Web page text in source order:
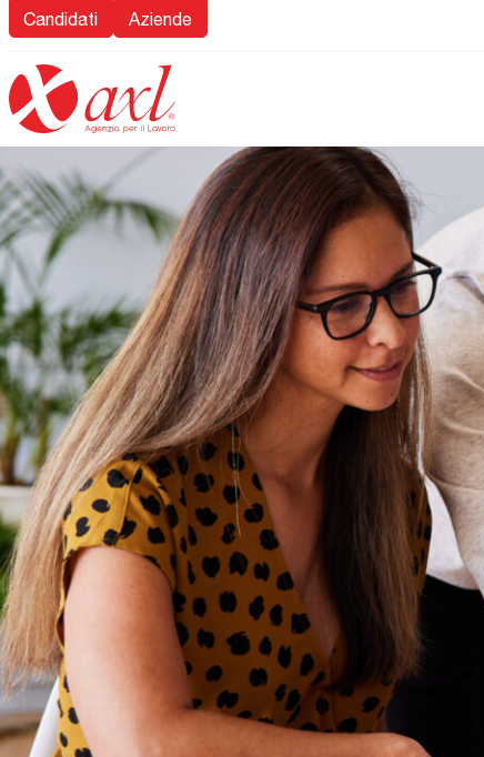
Candidati Aziende
Alti Profili
Supportiamo le imprese nella ricerca e selezione di
figure di middle e top management, valorizzando
competenze ed esperienze.
AxL
Progettiamo
la gestione
Vai alla